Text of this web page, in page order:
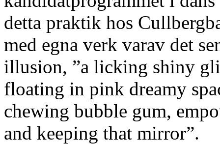
detta praktik hos
med egna verk varav det
illusion, ”a licking shiny
floating in pink dreamy
chewing bubble gum,
and keeping that mirror”.